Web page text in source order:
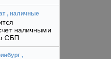
, наличные
наличными
СБП
,